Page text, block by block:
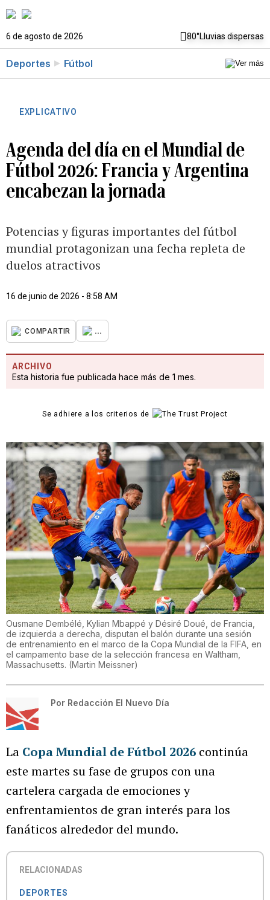
6 de agosto de 2026 80°Lluvias dispersas
Deportes Fútbol
EXPLICATIVO
Agenda del día en el Mundial de
Fútbol 2026: Francia y Argentina
encabezan la jornada
Potencias y figuras importantes del fútbol
mundial protagonizan una fecha repleta de
duelos atractivos
16 de junio de 2026 - 8:58 AM
COMPARTIR ...
ARCHIVO
Esta historia fue publicada hace más de 1 mes.
Se adhiere a los criterios de
Ousmane Dembélé, Kylian Mbappé y Désiré Doué, de Francia,
de izquierda a derecha, disputan el balón durante una sesión
de entrenamiento en el marco de la Copa Mundial de la FIFA, en
el campamento base de la selección francesa en Waltham,
Massachusetts. (Martin Meissner)
Por Redacción El Nuevo Día
La Copa Mundial de Fútbol 2026 continúa
este martes su fase de grupos con una
cartelera cargada de emociones y
enfrentamientos de gran interés para los
fanáticos alrededor del mundo.
RELACIONADAS
DEPORTES